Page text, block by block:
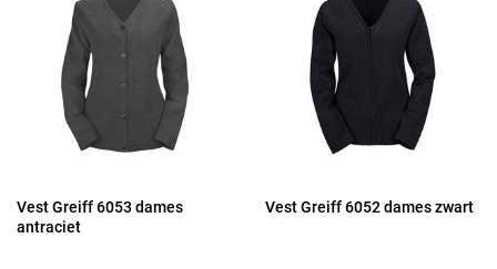
Vest Greiff 6053 dames
antraciet
Vest Greiff 6052 dames zwart